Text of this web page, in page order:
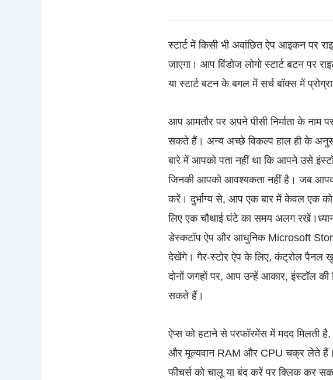
स्टार्ट में किसी भी अवांछित ऐप आइकन पर
जाएगा। आप विंडोज लोगो स्टार्ट बटन पर
या स्टार्ट बटन के बगल में सर्च बॉक्स में
आप आमतौर पर अपने पीसी निर्माता के नाम
सकते हैं। अन्य अच्छे विकल्प हाल ही के
बारे में आपको पता नहीं था कि आपने उसे
जिनकी आपको आवश्यकता नहीं है। जब
करें। दुर्भाग्य से, आप एक बार में केवल एक
लिए एक चौथाई घंटे का समय अलग रखें।
डेस्कटॉप ऐप और आधुनिक Microsoft
देखेंगे। गैर-स्टोर ऐप के लिए, कंट्रोल पैनल
दोनों जगहों पर, आप उन्हें आकार, इंस्टॉल
सकते हैं।
ऐप्स को हटाने से परफॉरमेंस में मदद मिलती
और मूल्यवान RAM और CPU चक्र लेते हैं।
फीचर्स को चालू या बंद करें पर क्लिक कर